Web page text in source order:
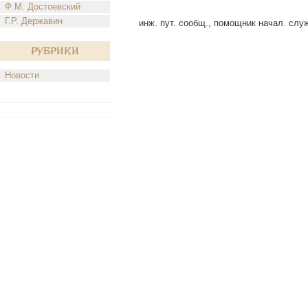
Ф.М. Достоевский
Г.Р. Державин
Рубрики
Новости
инж. пут. сообщ., помощник начал.